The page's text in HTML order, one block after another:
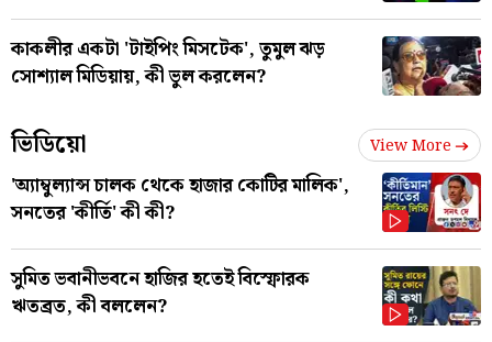
কাকলীর একটা 'টাইপিং মিসটেক', তুমুল ঝড়
সোশ্যাল মিডিয়ায়, কী ভুল করলেন?
ভিডিয়ো View More
'অ্যাম্বুল্যান্স চালক থেকে হাজার কোটির মালিক',
সনতের 'কীর্তি' কী কী?
সুমিত ভবানীভবনে হাজির হতেই বিস্ফোরক
ঋতব্রত, কী বললেন?